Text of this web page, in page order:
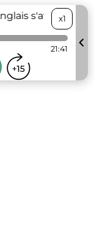
x1
21:41